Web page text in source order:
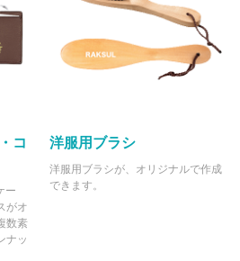
コ
ー
がオ
数素
ナッ
洋服用ブラシ
洋服用ブラシが、オリジナルで作成
できます。